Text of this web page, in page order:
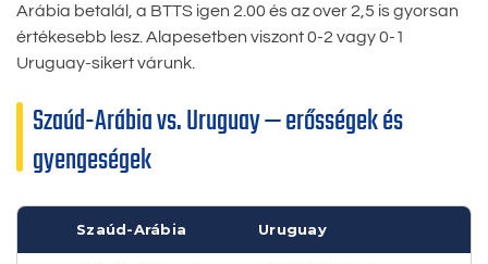
Arábia betalál, a BTTS igen 2.00 és az over 2,5 is gyorsan
értékesebb lesz. Alapesetben viszont 0-2 vagy 0-1
Uruguay-sikert várunk.
Szaúd-Arábia vs. Uruguay — erősségek és
gyengeségek
Szaúd-Arábia Uruguay